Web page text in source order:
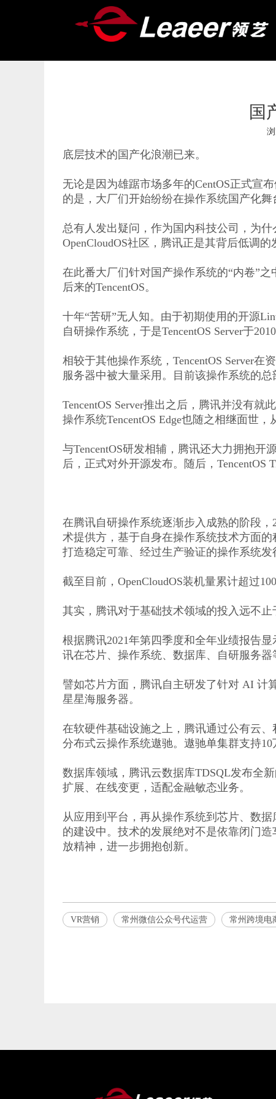
国
["wechat","weibo","qzone","douban","email"]
底层技术的国产化浪潮已来。
无论是因为雄踞市场多年的CentOS正式宣
的是，大厂们开始纷纷在操作系统国产化舞
总有人发出疑问，作为国内科技公司，为
OpenCloudOS社区，腾讯正是其背后低调的
在此番大厂们针对国产操作系统的“内卷”
后来的TencentOS。
十年“苦研”无人知。由于初期使用的开源
自研操作系统，于是TencentOS Server于
相较于其他操作系统，TencentOS Server
服务器中被大量采用。目前该操作系统的
TencentOS Server推出之后，腾讯并没有
操作系统TencentOS Edge也随之相继面世，
与TencentOS研发相辅，腾讯还大力拥抱开
后，正式对外开源发布。随后，TencentOS
在腾讯自研操作系统逐渐步入成熟的阶段，
术提供方，基于自身在操作系统技术方面
打造稳定可靠、经过生产验证的操作系统
截至目前，OpenCloudOS装机量累计超过
其实，腾讯对于基础技术领域的投入远不止
根据腾讯2021年第四季度和全年业绩报告
讯在芯片、操作系统、数据库、自研服务器
譬如芯片方面，腾讯自主研发了针对 AI 计
星星海服务器。
在软硬件基础设施之上，腾讯通过公有云
分布式云操作系统遨驰。遨驰单集群支持
数据库领域，腾讯云数据库TDSQL发布全
扩展、在线变更，适配金融敏态业务。
从应用到平台，再从操作系统到芯片、数
的建设中。技术的发展绝对不是依靠闭门
放精神，进一步拥抱创新。
VR营销 常州微信公众号代运营 常州跨境电